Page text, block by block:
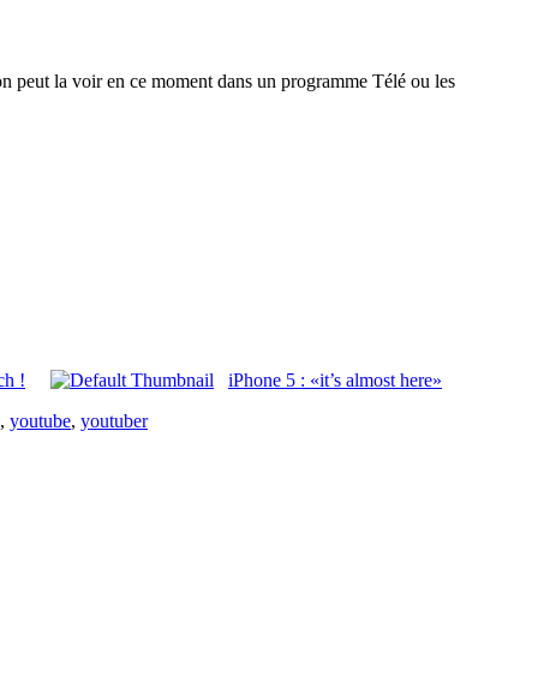
peut la voir en ce moment dans un programme Télé ou les
!
iPhone 5 : «it’s almost here»
, youtube, youtuber